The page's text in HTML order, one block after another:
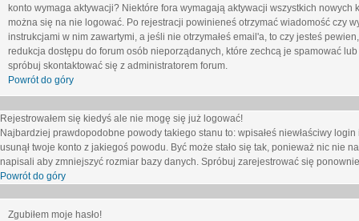
konto wymaga aktywacji? Niektóre fora wymagają aktywacji wszystkich
można się na nie logować. Po rejestracji powinieneś otrzymać wiadomość czy
instrukcjami w nim zawartymi, a jeśli nie otrzymałeś email'a, to czy jesteś
redukcja dostępu do forum osób nieporządanych, które zechcą je spamować
spróbuj skontaktować się z administratorem forum.
Powrót do góry
Rejestrowałem się kiedyś ale nie mogę się już logować!
Najbardziej prawdopodobne powody takiego stanu to: wpisałeś niewłaściwy
usunął twoje konto z jakiegoś powodu. Być może stało się tak, ponieważ nic nie
napisali aby zmniejszyć rozmiar bazy danych. Spróbuj zarejestrować się
Powrót do góry
Zgubiłem moje hasło!